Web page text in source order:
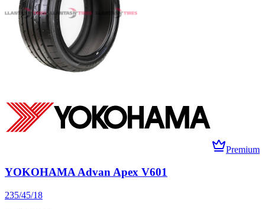
Premium
YOKOHAMA Advan Apex V601
235/45/18